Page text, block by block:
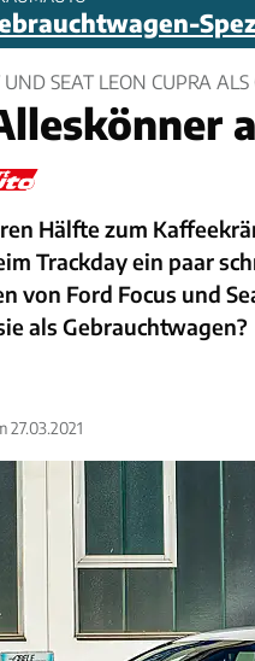
UND SEAT LEON CUPRA
Hälfte zum
Trackday ein paar
von Ford Focus und
als Gebrauchtwagen?